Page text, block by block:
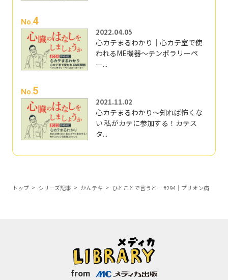
No.4
2022.04.05
心カテまるわかり｜心カテ室で使
われるME機器～テンポラリーペ
ー...
No.5
2021.11.02
心カテまるわかり～知れば怖くな
い 私がカテに参加する！カテス
タ...
トップ シリーズ記事 かんテキ ひとことで言うと… #294｜プリオン病
from